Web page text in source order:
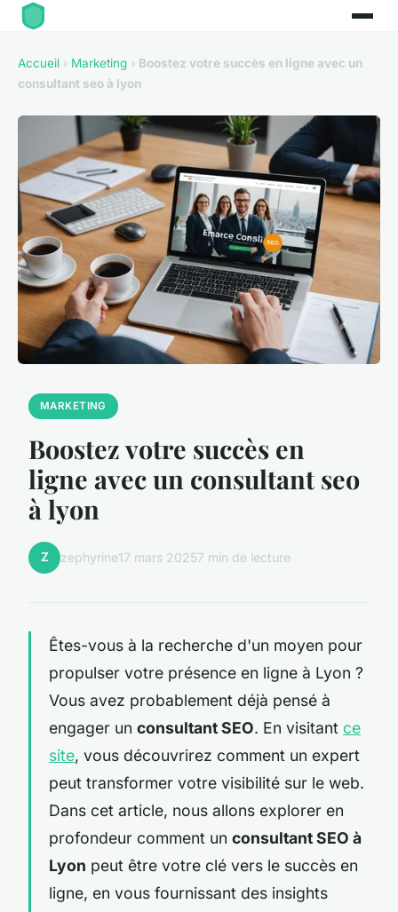
Accueil › Marketing › Boostez votre succès en ligne avec un
consultant seo à lyon
MARKETING
Boostez votre succès en
ligne avec un consultant seo
à lyon
Z zephyrine17 mars 20257 min de lecture
Êtes-vous à la recherche d'un moyen pour
propulser votre présence en ligne à Lyon ?
Vous avez probablement déjà pensé à
engager un consultant SEO. En visitant ce
site, vous découvrirez comment un expert
peut transformer votre visibilité sur le web.
Dans cet article, nous allons explorer en
profondeur comment un consultant SEO à
Lyon peut être votre clé vers le succès en
ligne, en vous fournissant des insights